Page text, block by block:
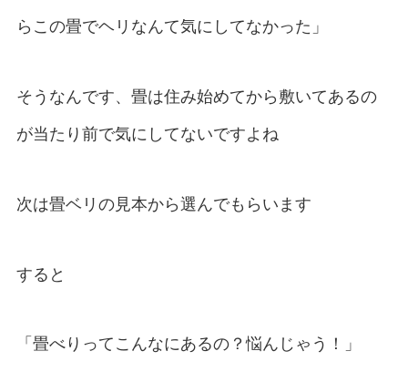
らこの畳でヘリなんて気にしてなかった」
そうなんです、畳は住み始めてから敷いてあるの
が当たり前で気にしてないですよね
次は畳ベリの見本から選んでもらいます
すると
「畳べりってこんなにあるの？悩んじゃう！」